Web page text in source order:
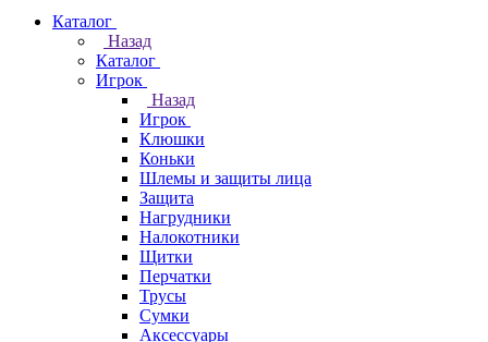
Каталог
Назад
Каталог
Игрок
Назад
Игрок
Клюшки
Коньки
Шлемы и защиты лица
Защита
Нагрудники
Налокотники
Щитки
Перчатки
Трусы
Сумки
Аксессуары